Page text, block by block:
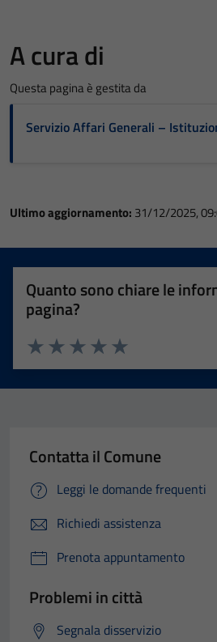
A cura di
Questa pagina è gestita da
Servizio Affari Generali –
Ultimo aggiornamento: 31/12/2025,
Quanto sono chiare le
pagina?
Valuta 5 stelle su 5
Valuta 4 stelle su 5
Valuta 3 stelle su 5
Valuta 2 stelle su 5
Valuta 1 stelle su 5
Contatta il Comune
Leggi le domande frequenti
Richiedi assistenza
Prenota appuntamento
Problemi in città
Segnala disservizio